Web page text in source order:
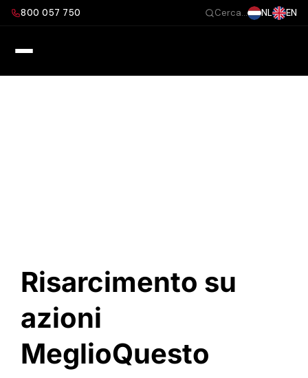
Salta800 057 750 Cerca... NL EN
Risarcimento su
azioni
MeglioQuesto